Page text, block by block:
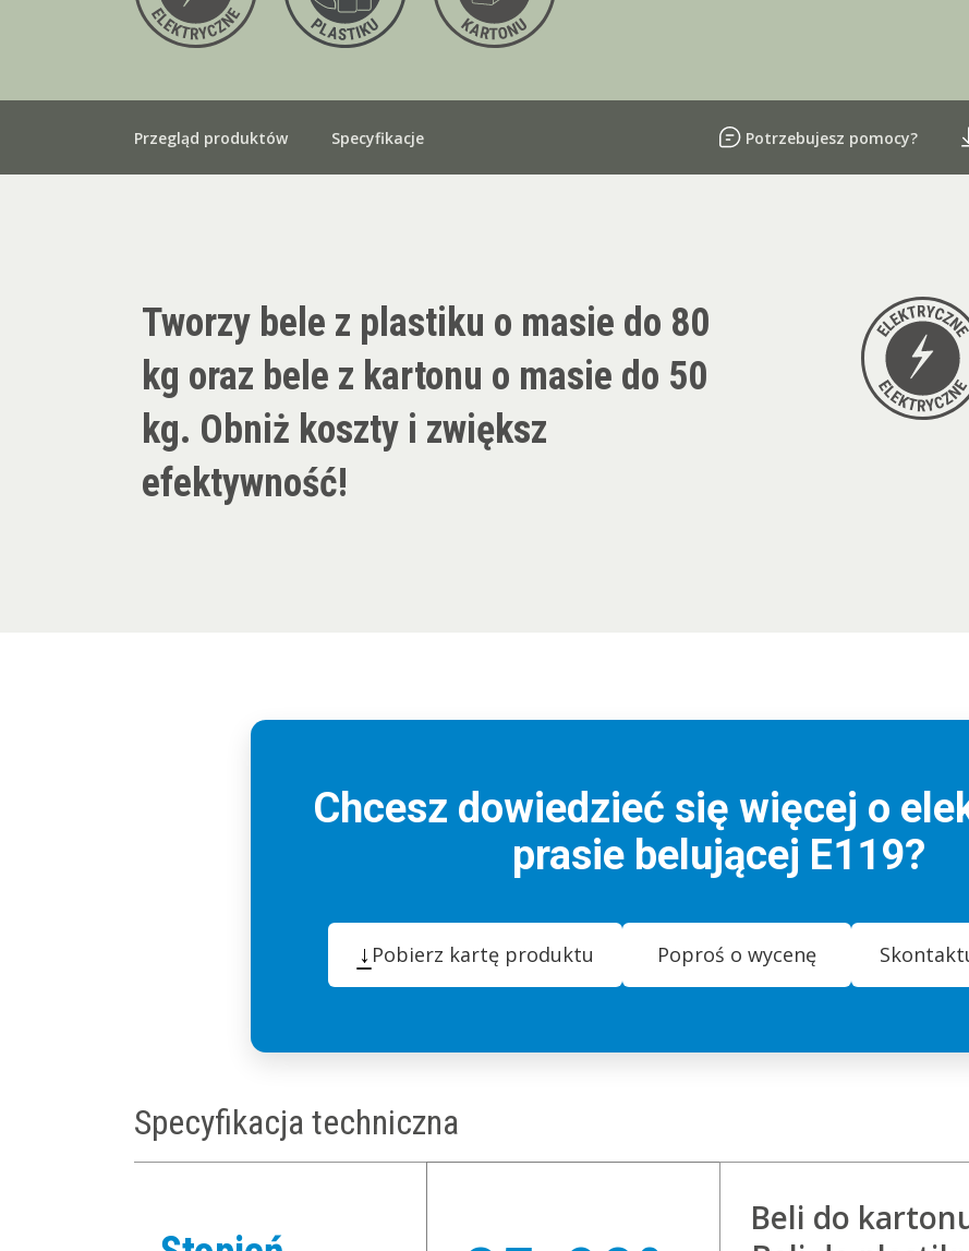
Przegląd produktów Specyfikacje Potrzebujesz pomocy?
Tworzy bele z plastiku o masie do 80
kg oraz bele z kartonu o masie do 50
kg. Obniż koszty i zwiększ
efektywność!
Chcesz dowiedzieć się więcej o
prasie belującej E119?
↓ Pobierz kartę produktu Poproś o wycenę
Specyfikacja techniczna
Beli do